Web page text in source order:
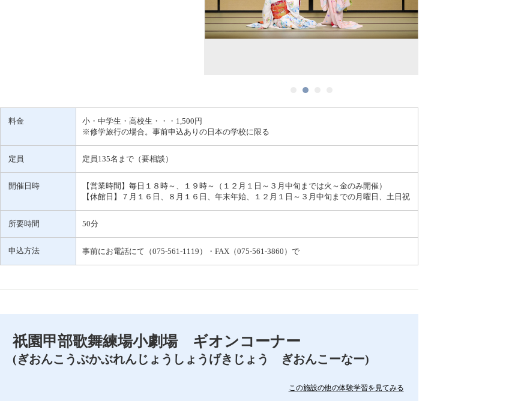
料金
小・中学生・高校生・・・1,500円
※修学旅行の場合。事前申込ありの日本の学校に限る
定員 定員135名まで（要相談）
開催日時
【営業時間】毎日１８時～、１９時～（１２月１日～３月中旬までは火～金のみ開催）
【休館日】７月１６日、８月１６日、年末年始、１２月１日～３月中旬までの月曜日、土日祝
所要時間 50分
申込方法 事前にお電話にて（075-561-1119）・FAX（075-561-3860）で
祇󠄀園甲部歌舞練場小劇場 ギオンコーナー
(ぎおんこうぶかぶれんじょうしょうげきじょう ぎおんこーなー)
この施設の他の体験学習を見てみる